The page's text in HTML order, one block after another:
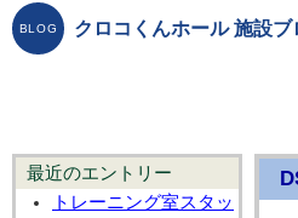
クロコくんホール 施設ブ
最近のエントリー
トレーニング室スタッ